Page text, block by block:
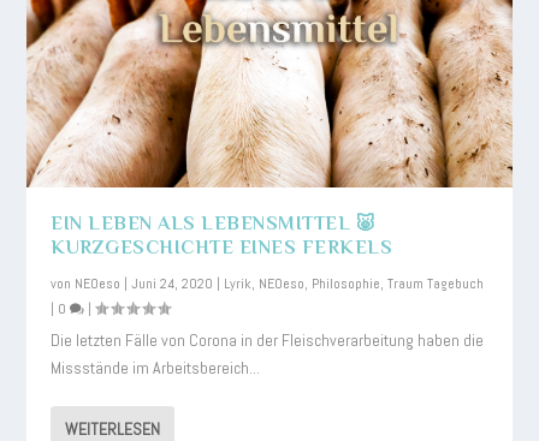
EIN LEBEN ALS LEBENSMITTEL 🐷
KURZGESCHICHTE EINES FERKELS
von NEOeso |Juni 24, 2020 | Lyrik, NEOeso, Philosophie,Traum Tagebuch
| 0 |
Die letzten Fälle von Corona in der Fleischverarbeitung haben die
Missstände im Arbeitsbereich...
WEITERLESEN